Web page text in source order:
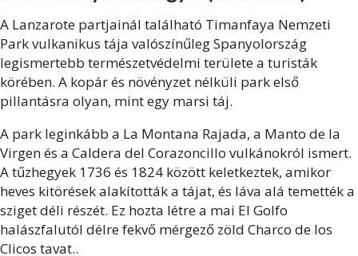
A Lanzarote partjainál található Timanfaya Nemzeti
Park vulkanikus tája valószínűleg Spanyolország
legismertebb természetvédelmi területe a turisták
körében. A kopár és növényzet nélküli park első
pillantásra olyan, mint egy marsi táj.
A park leginkább a La Montana Rajada, a Manto de la
Virgen és a Caldera del Corazoncillo vulkánokról ismert.
A tűzhegyek 1736 és 1824 között keletkeztek, amikor
heves kitörések alakították a tájat, és láva alá temették a
sziget déli részét. Ez hozta létre a mai El Golfo
halászfalutól délre fekvő mérgező zöld Charco de los
Clicos tavat..